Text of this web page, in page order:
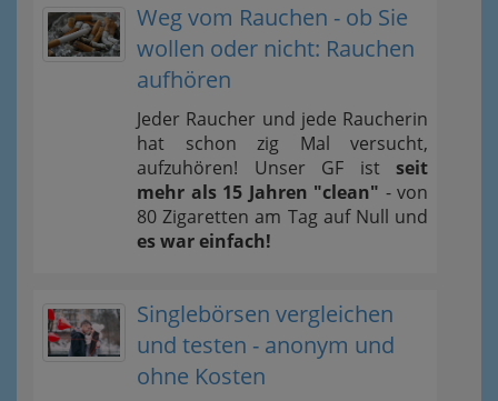
Weg vom Rauchen - ob Sie
wollen oder nicht: Rauchen
aufhören
Jeder Raucher und jede Raucherin
hat schon zig Mal versucht,
aufzuhören! Unser GF ist seit
mehr als 15 Jahren "clean" - von
80 Zigaretten am Tag auf Null und
es war einfach!
Singlebörsen vergleichen
und testen - anonym und
ohne Kosten